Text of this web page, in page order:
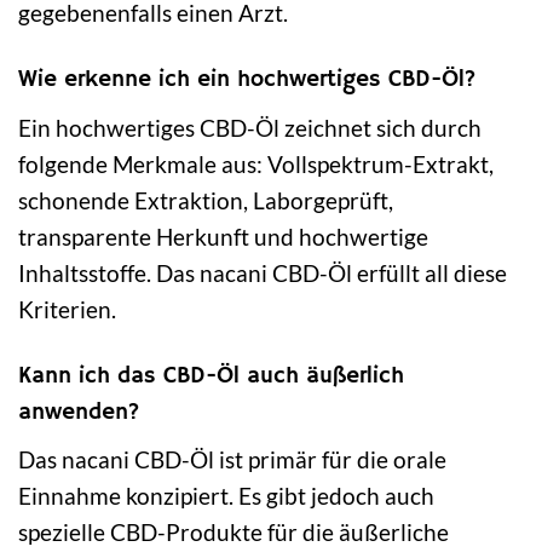
gegebenenfalls einen Arzt.
Wie erkenne ich ein hochwertiges CBD-Öl?
Ein hochwertiges CBD-Öl zeichnet sich durch
folgende Merkmale aus: Vollspektrum-Extrakt,
schonende Extraktion, Laborgeprüft,
transparente Herkunft und hochwertige
Inhaltsstoffe. Das nacani CBD-Öl erfüllt all diese
Kriterien.
Kann ich das CBD-Öl auch äußerlich
anwenden?
Das nacani CBD-Öl ist primär für die orale
Einnahme konzipiert. Es gibt jedoch auch
spezielle CBD-Produkte für die äußerliche